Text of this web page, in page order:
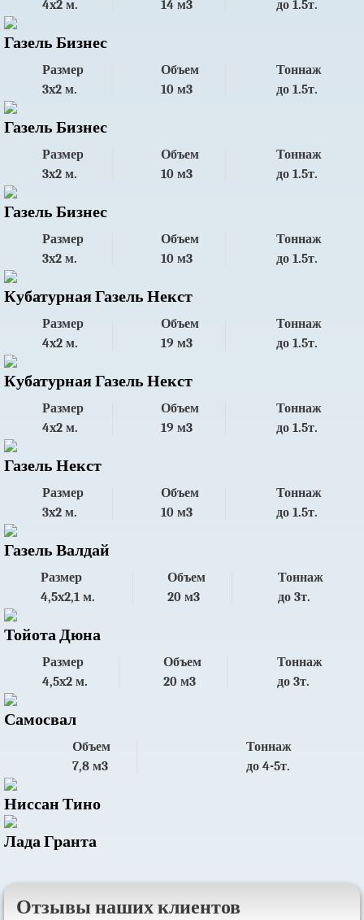
4x2 м.
14 м3
до 1.5т.
Газель Бизнес
Размер
3x2 м.
Объем
10 м3
Тоннаж
до 1.5т.
Газель Бизнес
Размер
3x2 м.
Объем
10 м3
Тоннаж
до 1.5т.
Газель Бизнес
Размер
3x2 м.
Объем
10 м3
Тоннаж
до 1.5т.
Кубатурная Газель Некст
Размер
4x2 м.
Объем
19 м3
Тоннаж
до 1.5т.
Кубатурная Газель Некст
Размер
4x2 м.
Объем
19 м3
Тоннаж
до 1.5т.
Газель Некст
Размер
3x2 м.
Объем
10 м3
Тоннаж
до 1.5т.
Газель Валдай
Размер
4,5x2,1 м.
Объем
20 м3
Тоннаж
до 3т.
Тойота Дюна
Размер
4,5x2 м.
Объем
20 м3
Тоннаж
до 3т.
Самосвал
Объем
7,8 м3
Тоннаж
до 4-5т.
Ниссан Тино
Лада Гранта
Отзывы наших клиентов